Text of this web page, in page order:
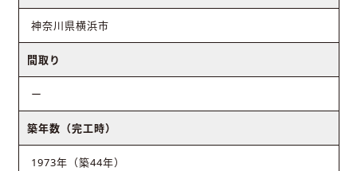
神奈川県横浜市
間取り
ー
築年数（完工時）
1973年（築44年）